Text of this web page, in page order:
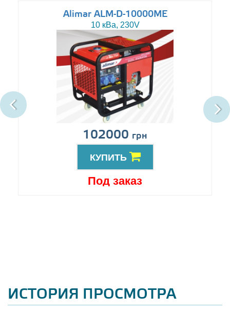
Alimar ALM-D-10000ME
10 кВа, 230V
102000 грн
КУПИТЬ
Под заказ
ИСТОРИЯ ПРОСМОТРА